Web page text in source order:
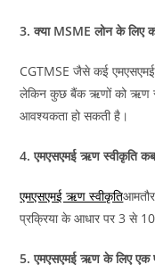
3. क्या MSME लोन के लिए
CGTMSE जैसे कई
लेकिन कुछ बैंक ऋणों को ऋण
आवश्यकता हो सकती है।
4. एमएसएमई ऋण स्वीकृति
एमएसएमई ऋण स्वीकृति
प्रक्रिया के आधार पर 3 से
5. एमएसएमई ऋण के लिए एक